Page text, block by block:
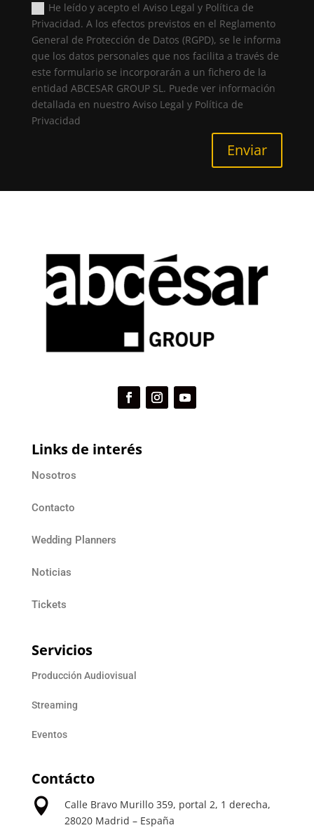
He leído y acepto el Aviso Legal y Política de
Privacidad. A los efectos previstos en el Reglamento
General de Protección de Datos (RGPD), se le informa
que los datos personales que nos facilita a través de
este formulario se incorporarán a un fichero de la
entidad ABCESAR GROUP SL. Puede ver información
detallada en nuestro Aviso Legal y Política de
Privacidad
Enviar
Links de interés
Nosotros
Contacto
Wedding Planners
Noticias
Tickets
Servicios
Producción Audiovisual
Streaming
Eventos
Contácto

Calle Bravo Murillo 359, portal 2, 1 derecha,
28020 Madrid – España